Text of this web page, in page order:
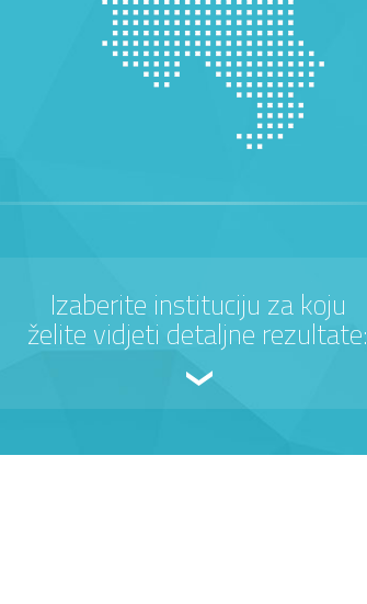
Izaberite instituciju za koju
želite vidjeti detaljne rezultate: